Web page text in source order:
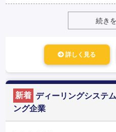
続き
詳しく見る
新着 ディーリングシステ
ング企業